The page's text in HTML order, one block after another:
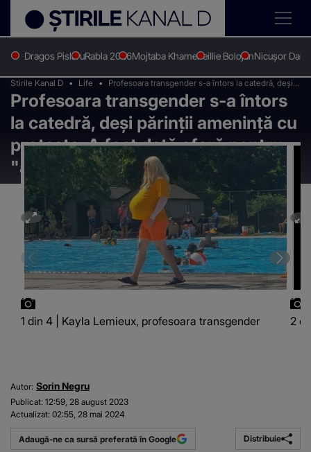
Dragos PislaruRabla 2026Mojtaba KhameneiIlie BolojanNicușor Dan
Stirile Kanal D Life
Profesoara transgender s-a întors la catedră, deși
părinții amenință cu proteste. A fost dată afară
pentru "apariția șocantă" în fața elevilor
Profesoara transgender s-a întors
la catedră, deși părinții amenință cu
proteste. A fost dată afară pentru
"apariția șocantă" în fața elevilor
1 din 4 | Kayla Lemieux, profesoara transgender 2
Autor: Sorin Negru
Publicat: 12:59, 28 august 2023
Actualizat: 02:55, 28 mai 2024
Adaugă-ne ca sursă preferată în Google Distribuie